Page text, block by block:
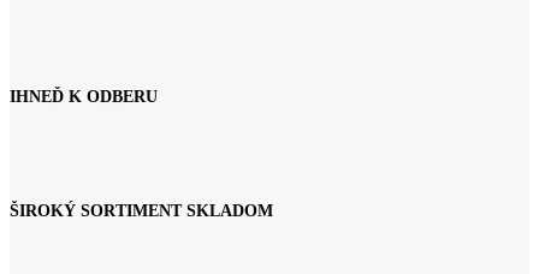
IHNEĎ K ODBERU
ŠIROKÝ SORTIMENT SKLADOM